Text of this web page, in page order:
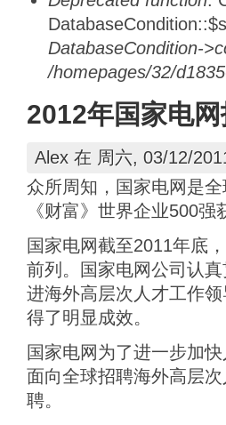
DatabaseCondition-
/homepages/32/
2012年国家电
Alex 在 周六, 03/12/
众所周知，国家电网是
《财富》世界企业500
国家电网截至2011年底
前列。国家电网公司认
进海外高层次人才工作
得了明显成效。
国家电网为了进一步加
面向全球招聘海外高层
聘。